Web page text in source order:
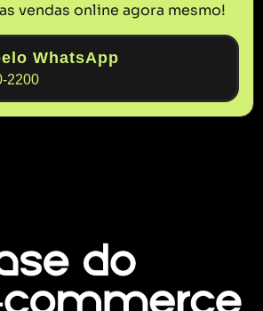
vendas online agora mesmo!
WhatsApp
2200